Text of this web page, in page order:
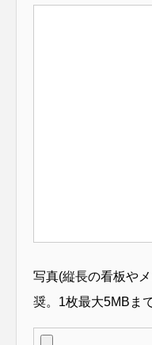
写真(縦長の看板や
奨。1枚最大5MBま